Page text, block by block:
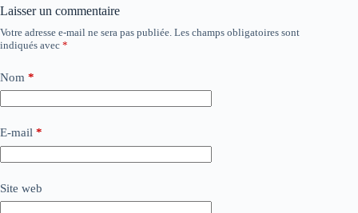
Site web
Ajouter un commentaire